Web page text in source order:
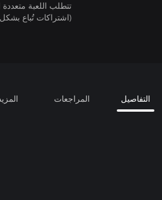
(اشتراكات تُباع
التفاصيل المراجعات